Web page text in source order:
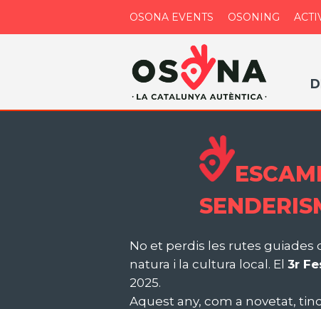
OSONA EVENTS OSONING
No et perdis les rutes
natura i la cultura local. El 3r
2025.
Aquest any, com a novetat,